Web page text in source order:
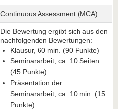
Continuous Assessment (MCA)
Die Bewertung ergibt sich aus den
nachfolgenden Bewertungen:
Klausur, 60 min. (90 Punkte)
Seminararbeit, ca. 10 Seiten
(45 Punkte)
Präsentation der
Seminararbeit, ca. 10 min. (15
Punkte)